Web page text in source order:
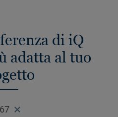
di iQ
adatta al tuo